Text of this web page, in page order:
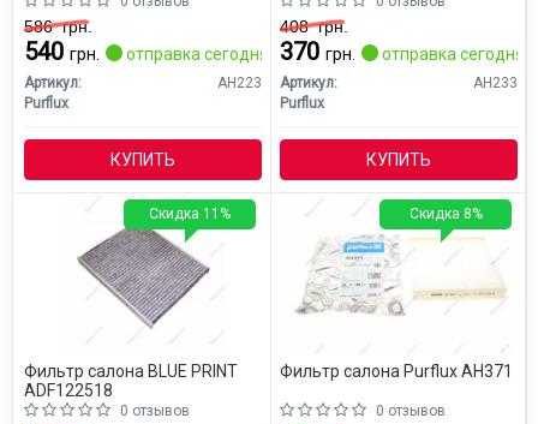
586грн.
540 грн. отправка сегодня
Артикул:
AH223
Purflux
КУПИТЬ
408грн.
370 грн. отправка сегодня
Артикул:
AH233
Purflux
КУПИТЬ
Фильтр салона BLUE PRINT
ADF122518
0 отзывов
Скидка 11%
Фильтр салона Purflux AH371
0 отзывов
Скидка 8%